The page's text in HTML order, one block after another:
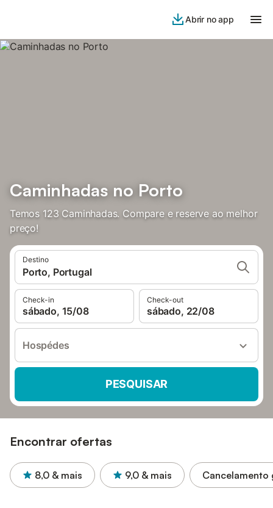
Abrir no app
Caminhadas no Porto
Temos 123 Caminhadas. Compare e reserve ao melhor
preço!
Destino
Porto, Portugal
Check-in
sábado, 15/08
Check-out
sábado, 22/08
Hospédes
PESQUISAR
Encontrar ofertas
8,0 & mais 9,0 & mais Cancelamento